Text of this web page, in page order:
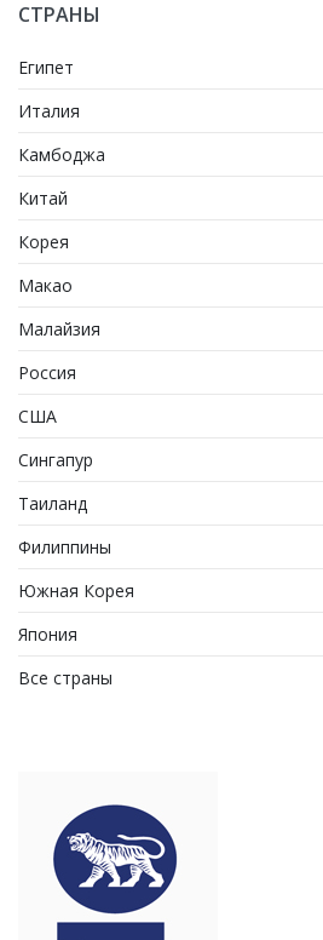
СТРАНЫ
Египет
Италия
Камбоджа
Китай
Корея
Макао
Малайзия
Россия
США
Сингапур
Таиланд
Филиппины
Южная Корея
Япония
Все страны